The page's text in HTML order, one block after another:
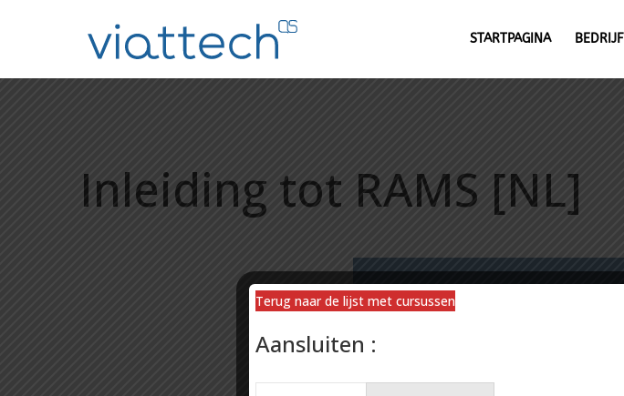
STARTPAGINA BEDRIJF
Inleiding tot RAMS [NL]
Terug naar de lijst met cursussen
Aansluiten :